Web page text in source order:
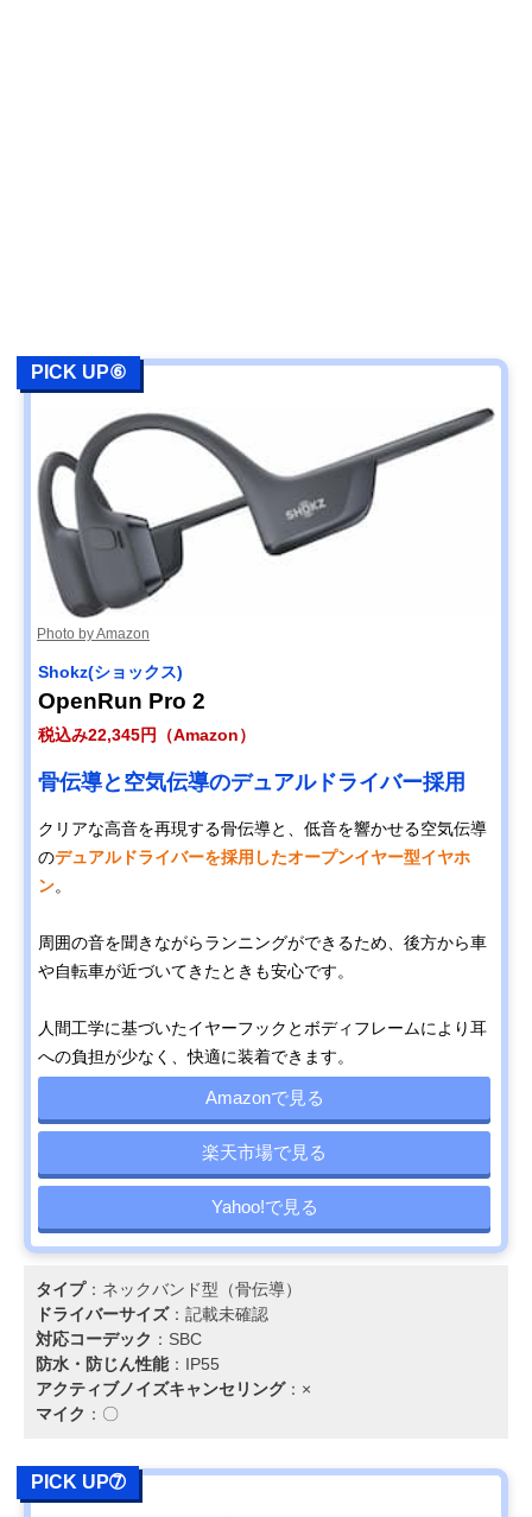
PICK UP⑥
Photo by Amazon
Shokz(ショックス)
OpenRun Pro 2
税込み22,345円（Amazon）
骨伝導と空気伝導のデュアルドライバー採用
クリアな高音を再現する骨伝導と、低音を響かせる空気伝導
のデュアルドライバーを採用したオープンイヤー型イヤホ
ン。
周囲の音を聞きながらランニングができるため、後方から車
や自転車が近づいてきたときも安心です。
人間工学に基づいたイヤーフックとボディフレームにより耳
への負担が少なく、快適に装着できます。
Amazonで見る
楽天市場で見る
Yahoo!で見る
タイプ：ネックバンド型（骨伝導）
ドライバーサイズ：記載未確認
対応コーデック ：SBC
防水・防じん性能：IP55
アクティブノイズキャンセリング：×
マイク ：〇
PICK UP➆